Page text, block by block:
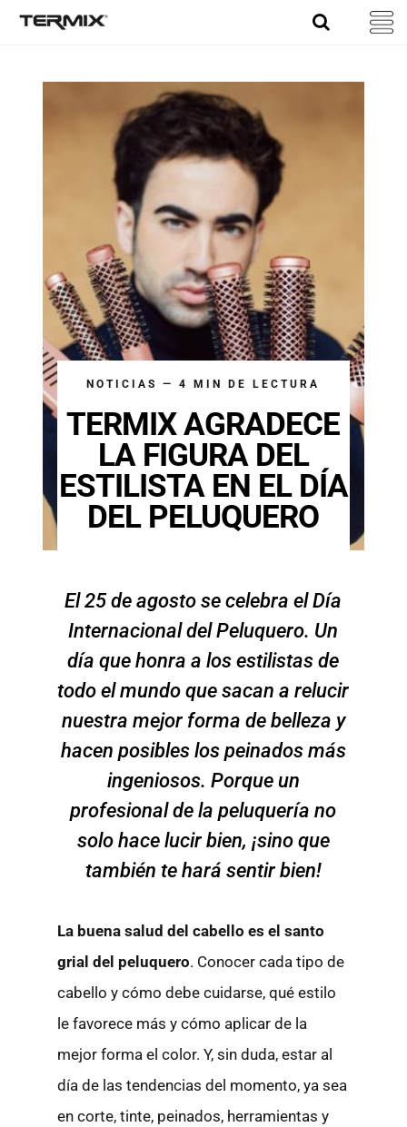
Skip
NOTICIAS — 4 MIN DE LECTURA
TERMIX AGRADECE
LA FIGURA DEL
ESTILISTA EN EL DÍA
DEL PELUQUERO
El 25 de agosto se celebra el Día
Internacional del Peluquero. Un
día que honra a los estilistas de
todo el mundo que sacan a relucir
nuestra mejor forma de belleza y
hacen posibles los peinados más
ingeniosos. Porque un
profesional de la peluquería no
solo hace lucir bien, ¡sino que
también te hará sentir bien!
La buena salud del cabello es el santo
grial del peluquero. Conocer cada tipo de
cabello y cómo debe cuidarse, qué estilo
le favorece más y cómo aplicar de la
mejor forma el color. Y, sin duda, estar al
día de las tendencias del momento, ya sea
en corte, tinte, peinados, herramientas y